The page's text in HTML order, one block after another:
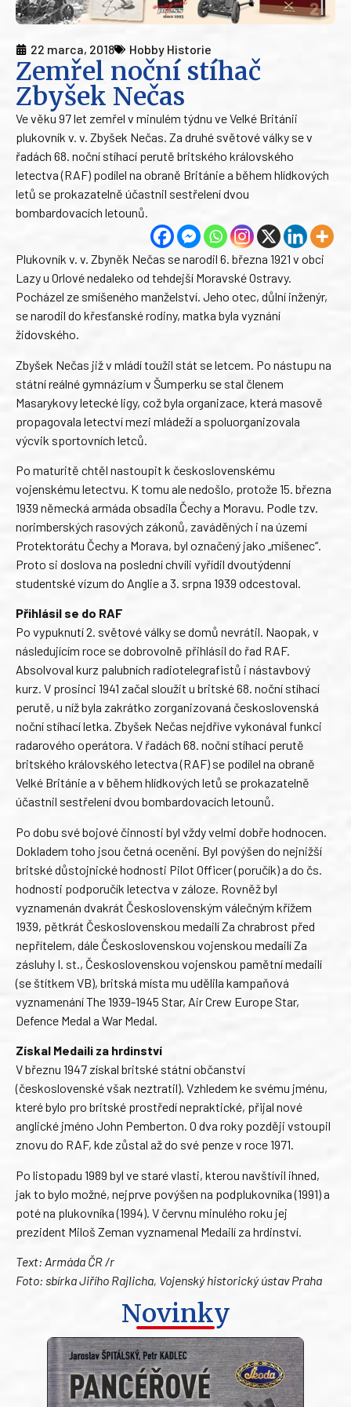
22 marca, 2018 Hobby Historie
Zemřel noční stíhač
Zbyšek Nečas
Ve věku 97 let zemřel v minulém týdnu ve Velké Británii
plukovník v. v. Zbyšek Nečas. Za druhé světové války se v
řadách 68. noční stíhací perutě britského královského
letectva (RAF) podílel na obraně Británie a během hlídkových
letů se prokazatelně účastnil sestřelení dvou
bombardovacích letounů.
Plukovník v. v. Zbyněk Nečas se narodil 6. března 1921 v obci
Lazy u Orlové nedaleko od tehdejší Moravské Ostravy.
Pocházel ze smíšeného manželství. Jeho otec, důlní inženýr,
se narodil do křesťanské rodiny, matka byla vyznání
židovského.
Zbyšek Nečas již v mládí toužil stát se letcem. Po nástupu na
státní reálné gymnázium v Šumperku se stal členem
Masarykovy letecké ligy, což byla organizace, která masově
propagovala letectví mezi mládeží a spoluorganizovala
výcvik sportovních letců.
Po maturitě chtěl nastoupit k československému
vojenskému letectvu. K tomu ale nedošlo, protože 15. března
1939 německá armáda obsadila Čechy a Moravu. Podle tzv.
norimberských rasových zákonů, zaváděných i na území
Protektorátu Čechy a Morava, byl označený jako „míšenec“.
Proto si doslova na poslední chvíli vyřídil dvoutýdenní
studentské vízum do Anglie a 3. srpna 1939 odcestoval.
Přihlásil se do RAF
Po vypuknutí 2. světové války se domů nevrátil. Naopak, v
následujícím roce se dobrovolně přihlásil do řad RAF.
Absolvoval kurz palubních radiotelegrafistů i nástavbový
kurz. V prosinci 1941 začal sloužit u britské 68. noční stíhací
perutě, u níž byla zakrátko zorganizovaná československá
noční stíhací letka. Zbyšek Nečas nejdříve vykonával funkci
radarového operátora. V řadách 68. noční stíhací perutě
britského královského letectva (RAF) se podílel na obraně
Velké Británie a v během hlídkových letů se prokazatelně
účastnil sestřelení dvou bombardovacích letounů.
Po dobu své bojové činnosti byl vždy velmi dobře hodnocen.
Dokladem toho jsou četná ocenění. Byl povýšen do nejnižší
britské důstojnické hodnosti Pilot Officer (poručík) a do čs.
hodnosti podporučík letectva v záloze. Rovněž byl
vyznamenán dvakrát Československým válečným křížem
1939, pětkrát Československou medailí Za chrabrost před
nepřítelem, dále Československou vojenskou medailí Za
zásluhy I. st., Československou vojenskou pamětní medailí
(se štítkem VB), britská místa mu udělila kampaňová
vyznamenání The 1939-1945 Star, Air Crew Europe Star,
Defence Medal a War Medal.
Získal Medaili za hrdinství
V březnu 1947 získal britské státní občanství
(československé však neztratil). Vzhledem ke svému jménu,
které bylo pro britské prostředí nepraktické, přijal nové
anglické jméno John Pemberton. O dva roky později vstoupil
znovu do RAF, kde zůstal až do své penze v roce 1971.
Po listopadu 1989 byl ve staré vlasti, kterou navštívil ihned,
jak to bylo možné, nejprve povýšen na podplukovníka (1991) a
poté na plukovníka (1994). V červnu minulého roku jej
prezident Miloš Zeman vyznamenal Medailí za hrdinství.
Text: Armáda ČR /r
Foto: sbírka Jiřího Rajlicha, Vojenský historický ústav Praha
Novinky